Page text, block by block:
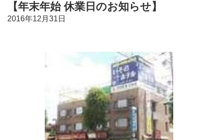
【年末年始 休業日のお知らせ】
2016年12月31日